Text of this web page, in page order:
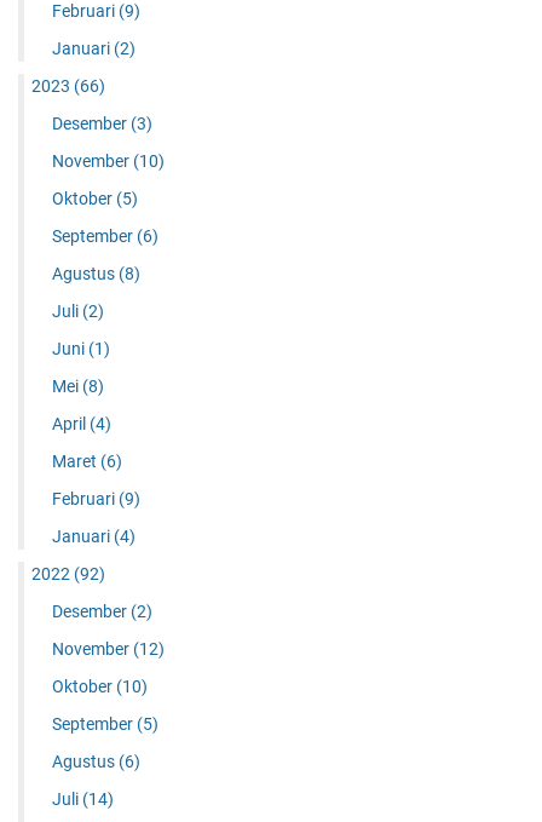
Februari (9)
Januari (2)
2023 (66)
Desember (3)
November (10)
Oktober (5)
September (6)
Agustus (8)
Juli (2)
Juni (1)
Mei (8)
April (4)
Maret (6)
Februari (9)
Januari (4)
2022 (92)
Desember (2)
November (12)
Oktober (10)
September (5)
Agustus (6)
Juli (14)